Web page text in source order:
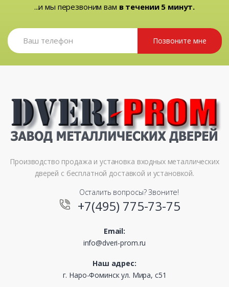
...и мы перезвоним вам в течении 5 минут.
Позвоните мне
Производство продажа и установка входных металлических
дверей с бесплатной доставкой и установкой.
Осталить вопросы? Звоните!
+7(495) 775-73-75
Email:
info@dveri-prom.ru
Наш адрес:
г. Наро-Фоминск ул. Мира, с51